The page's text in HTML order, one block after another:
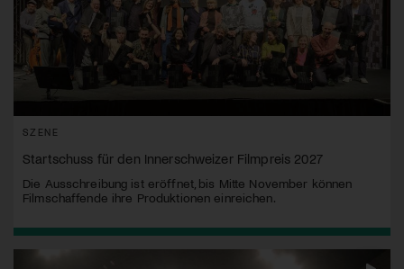
SZENE
Startschuss für den Innerschweizer Filmpreis 2027
Die Ausschreibung ist eröffnet, bis Mitte November können
Filmschaffende ihre Produktionen einreichen.